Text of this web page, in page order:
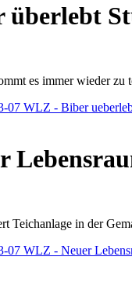
es immer wieder
07 WLZ - Biber
Teichanlage in der
07 WLZ - Neuer